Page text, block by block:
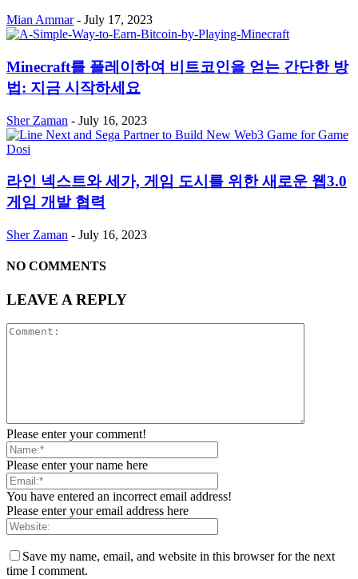
Mian Ammar - July 17, 2023
Minecraft를 플레이하여 비트코인을 얻는 간단한 방
법: 지금 시작하세요
Sher Zaman - July 16, 2023
라인 넥스트와 세가, 게임 도시를 위한 새로운 웹3.0
게임 개발 협력
Sher Zaman - July 16, 2023
NO COMMENTS
LEAVE A REPLY
Please enter your comment!
Please enter your name here
You have entered an incorrect email address!
Please enter your email address here
Save my name, email, and website in this browser for the next
time I comment.